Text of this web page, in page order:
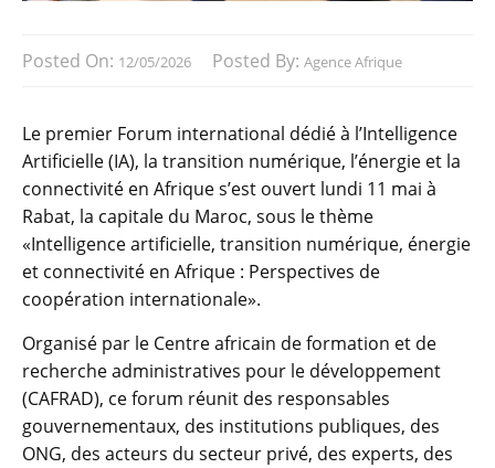
Posted On: 12/05/2026 Posted By: Agence Afrique
Le premier Forum international dédié à l’Intelligence
Artificielle (IA), la transition numérique, l’énergie et la
connectivité en Afrique s’est ouvert lundi 11 mai à
Rabat, la capitale du Maroc, sous le thème
«Intelligence artificielle, transition numérique, énergie
et connectivité en Afrique : Perspectives de
coopération internationale».
Organisé par le Centre africain de formation et de
recherche administratives pour le développement
(CAFRAD), ce forum réunit des responsables
gouvernementaux, des institutions publiques, des
ONG, des acteurs du secteur privé, des experts, des